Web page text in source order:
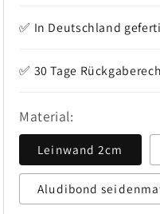
✅ In Deutschland
✅ 30 Tage
Material:
Leinwand 2cm
Aludibond